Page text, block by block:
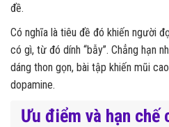
đề.
Có nghĩa là tiêu đề đó khiến người
có gì, từ đó dính “bẫy”. Chẳng hạn
dáng thon gọn, bài tập khiến mũi
dopamine.
Ưu điểm và hạn chế